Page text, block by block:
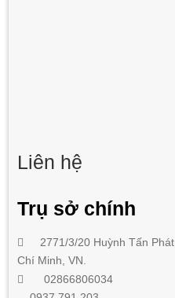
Liên hệ
Trụ sở chính
2771/3/20 Huỳnh Tấn Phát,
Chí Minh , VN.
02866806034